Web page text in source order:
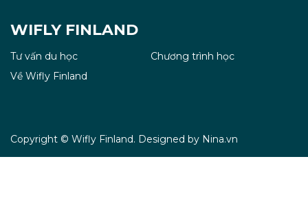
WIFLY FINLAND
Tư vấn du học
Chương trình học
Về Wifly Finland
Copyright © Wifly Finland. Designed by Nina.vn